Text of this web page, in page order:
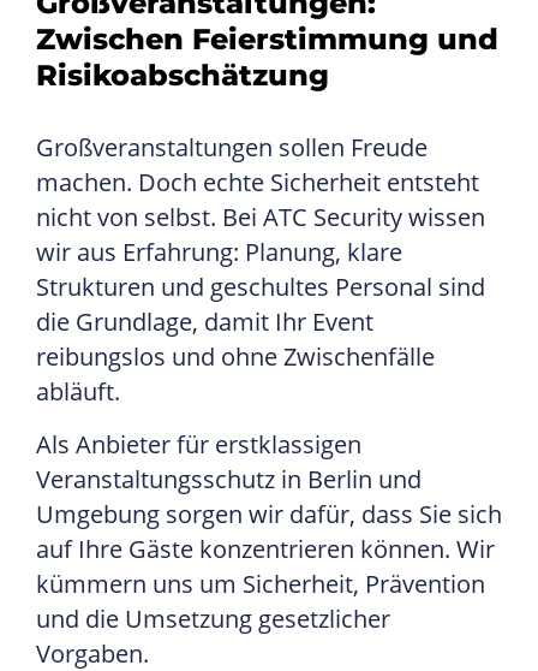
Zwischen Feierstimmung und
Risikoabschätzung
Großveranstaltungen sollen Freude
machen. Doch echte Sicherheit entsteht
nicht von selbst. Bei ATC Security wissen
wir aus Erfahrung: Planung, klare
Strukturen und geschultes Personal sind
die Grundlage, damit Ihr Event
reibungslos und ohne Zwischenfälle
abläuft.
Als Anbieter für erstklassigen
Veranstaltungsschutz in Berlin und
Umgebung sorgen wir dafür, dass Sie sich
auf Ihre Gäste konzentrieren können. Wir
kümmern uns um Sicherheit, Prävention
und die Umsetzung gesetzlicher
Vorgaben.